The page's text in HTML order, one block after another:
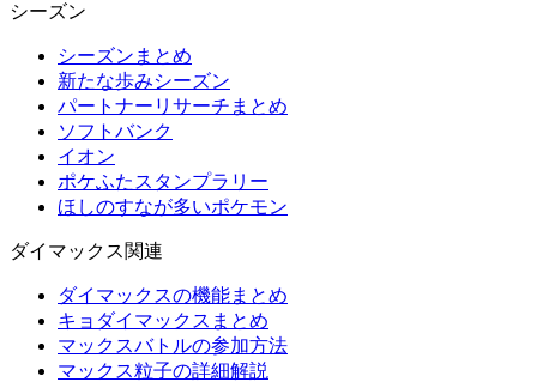
シーズン
シーズンまとめ
新たな歩みシーズン
パートナーリサーチまとめ
ソフトバンク
イオン
ポケふたスタンプラリー
ほしのすなが多いポケモン
ダイマックス関連
ダイマックスの機能まとめ
キョダイマックスまとめ
マックスバトルの参加方法
マックス粒子の詳細解説